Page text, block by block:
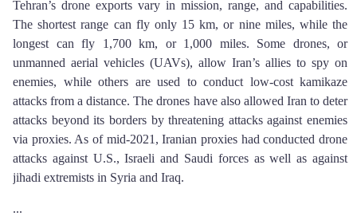
Tehran’s drone exports vary in mission, range, and capabilities.
The shortest range can fly only 15 km, or nine miles, while the
longest can fly 1,700 km, or 1,000 miles. Some drones, or
unmanned aerial vehicles (UAVs), allow Iran’s allies to spy on
enemies, while others are used to conduct low-cost kamikaze
attacks from a distance. The drones have also allowed Iran to deter
attacks beyond its borders by threatening attacks against enemies
via proxies. As of mid-2021, Iranian proxies had conducted drone
attacks against U.S., Israeli and Saudi forces as well as against
jihadi extremists in Syria and Iraq.
...